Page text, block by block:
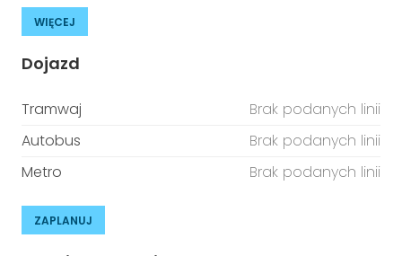
WIĘCEJ
Dojazd
Tramwaj
Brak podanych linii
Autobus
Brak podanych linii
Metro
Brak podanych linii
ZAPLANUJ